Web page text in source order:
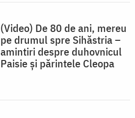
(Video) De 80 de ani, mereu
pe drumul spre Sihăstria –
amintiri despre duhovnicul
Paisie și părintele Cleopa